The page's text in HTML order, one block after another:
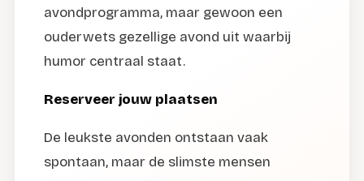
avondprogramma, maar gewoon een
ouderwets gezellige avond uit waarbij
humor centraal staat.
Reserveer jouw plaatsen
De leukste avonden ontstaan vaak
spontaan, maar de slimste mensen